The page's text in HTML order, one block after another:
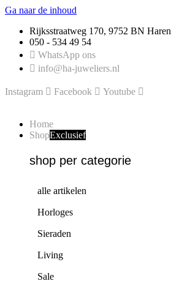
Ga naar de inhoud
Rijksstraatweg 170, 9752 BN Haren
050 - 534 49 54
WhatsApp ons
info@ha-juweliers.nl
Instagram Facebook Youtube
Home
ShopExclusief
shop per categorie
alle artikelen
Horloges
Sieraden
Living
Sale